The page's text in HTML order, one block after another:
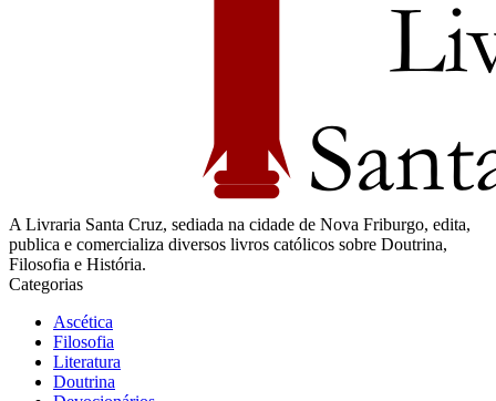
A Livraria Santa Cruz, sediada na cidade de Nova Friburgo, edita,
publica e comercializa diversos livros católicos sobre Doutrina,
Filosofia e História.
Categorias
Ascética
Filosofia
Literatura
Doutrina